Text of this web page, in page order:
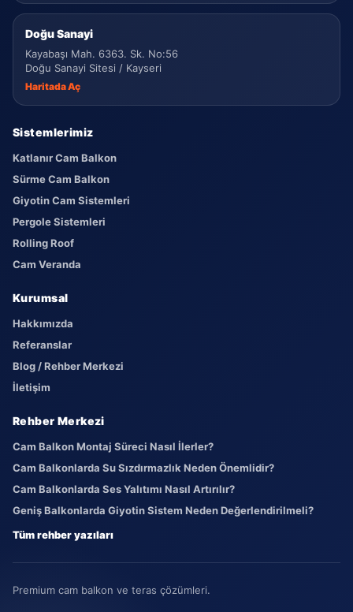
Doğu Sanayi
Kayabaşı Mah. 6363. Sk. No:56
Doğu Sanayi Sitesi / Kayseri
Haritada Aç
Sistemlerimiz
Katlanır Cam Balkon
Sürme Cam Balkon
Giyotin Cam Sistemleri
Pergole Sistemleri
Rolling Roof
Cam Veranda
Kurumsal
Hakkımızda
Referanslar
Blog / Rehber Merkezi
İletişim
Rehber Merkezi
Cam Balkon Montaj Süreci Nasıl İlerler?
Cam Balkonlarda Su Sızdırmazlık Neden Önemlidir?
Cam Balkonlarda Ses Yalıtımı Nasıl Artırılır?
Geniş Balkonlarda Giyotin Sistem Neden Değerlendirilmeli?
Tüm rehber yazıları
Premium cam balkon ve teras çözümleri.